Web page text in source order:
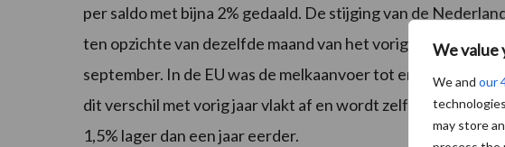
We value
We and our
may store
per saldo met bijna 2% gedaald. De stijging van de
ten opzichte van dezelfde maand van het vorig jaar vlakt af:
september. In de EU was de melkaanvoer tot en met juli
dit verschil met vorig jaar vlakt af en wordt zelfs negatief. In
1,5% lager dan een jaar eerder.